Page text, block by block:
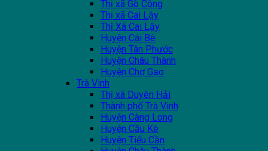
Thị xã Gò Công
Thị xã Cai Lậy
Thị Xã Cai Lậy
Huyện Cái Bè
Huyện Tân Phước
Huyện Châu Thành
Huyện Chợ Gạo
Trà Vinh
Thị xã Duyên Hải
Thành phố Trà Vinh
Huyện Càng Long
Huyện Cầu Kè
Huyện Tiểu Cần